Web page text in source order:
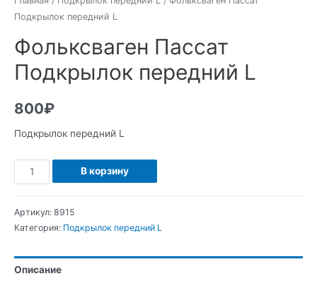
Подкрылок передний L
Фольксваген Пассат
Подкрылок передний L
800₽
Подкрылок передний L
Количество
Фольксваген
Подкрылок
L
В корзину
Артикул: 8915
Категория: Подкрылок передний L
Описание